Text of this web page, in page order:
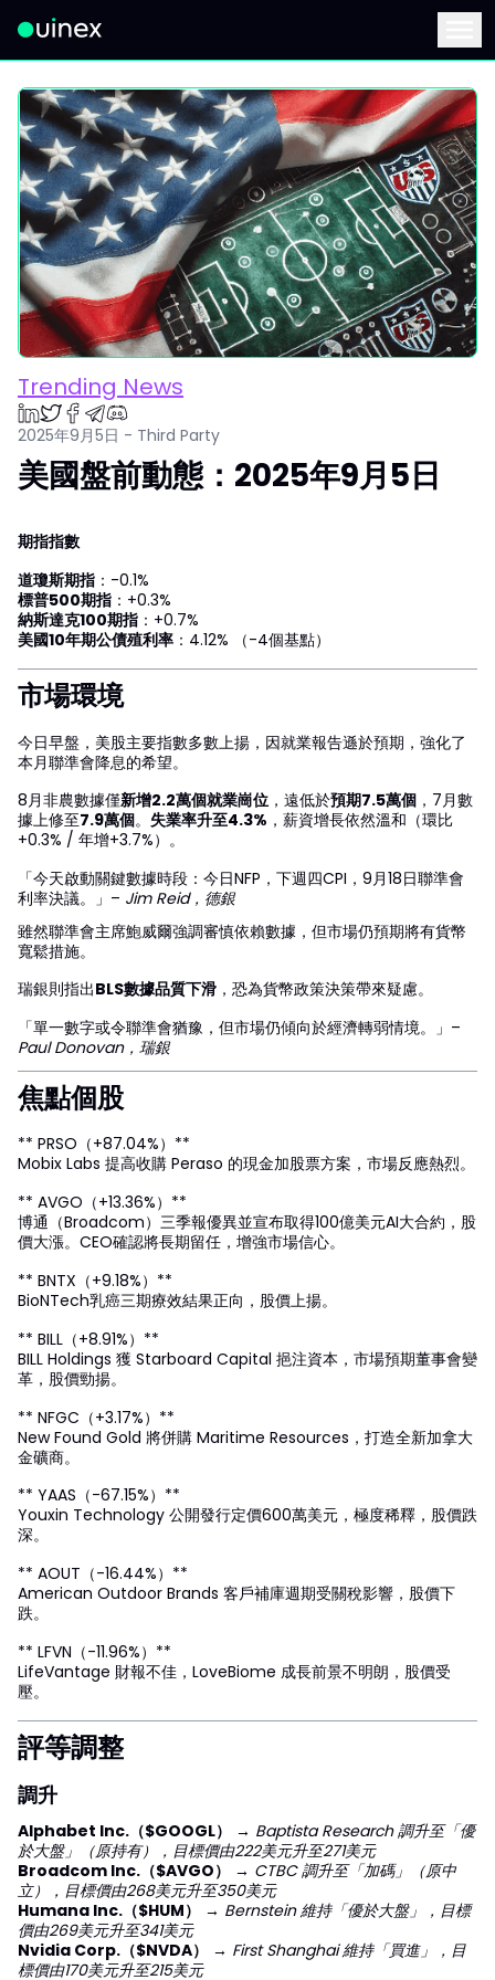
Trending News
2025年9月5日 - Third Party
美國盤前動態：2025年9月5日
期指指數
道瓊斯期指 ：-0.1%
標普500期指 ：+0.3%
納斯達克100期指 ：+0.7%
美國10年期公債殖利率 ：4.12% （-4個基點）
市場環境
今日早盤，美股主要指數多數上揚，因就業報告遜於預期，強化了
本月聯準會降息的希望。
8月非農數據僅新增2.2萬個就業崗位，遠低於預期7.5萬個 ，7月數
據上修至7.9萬個。 失業率升至4.3% ，薪資增長依然溫和（環比
+0.3% / 年增+3.7%）。
「今天啟動關鍵數據時段：今日NFP，下週四CPI，9月18日聯準會
利率決議。」– Jim Reid，德銀
雖然聯準會主席鮑威爾強調審慎依賴數據，但市場仍預期將有貨幣
寬鬆措施。
瑞銀則指出BLS數據品質下滑 ，恐為貨幣政策決策帶來疑慮。
「單一數字或令聯準會猶豫，但市場仍傾向於經濟轉弱情境。」–
Paul Donovan，瑞銀
焦點個股
** PRSO（+87.04%）**
Mobix Labs 提高收購 Peraso 的現金加股票方案，市場反應熱烈。
** AVGO（+13.36%）**
博通（Broadcom）三季報優異並宣布取得100億美元AI大合約，股
價大漲。CEO確認將長期留任，增強市場信心。
** BNTX（+9.18%）**
BioNTech乳癌三期療效結果正向，股價上揚。
** BILL（+8.91%）**
BILL Holdings 獲 Starboard Capital 挹注資本，市場預期董事會變
革，股價勁揚。
** NFGC（+3.17%）**
New Found Gold 將併購 Maritime Resources，打造全新加拿大
金礦商。
** YAAS（-67.15%）**
Youxin Technology 公開發行定價600萬美元，極度稀釋，股價跌
深。
** AOUT（-16.44%）**
American Outdoor Brands 客戶補庫週期受關稅影響，股價下
跌。
** LFVN（-11.96%）**
LifeVantage 財報不佳，LoveBiome 成長前景不明朗，股價受
壓。
評等調整
調升
Alphabet Inc.（$GOOGL） → Baptista Research 調升至「優
於大盤」（原持有），目標價由222美元升至271美元
Broadcom Inc.（$AVGO）
→ CTBC 調升至「加碼」（原中
立），目標價由268美元升至350美元
Humana Inc.（$HUM）
→ Bernstein 維持「優於大盤」，目標
價由269美元升至341美元
Nvidia Corp.（$NVDA）
→ First Shanghai 維持「買進」，目
標價由170美元升至215美元